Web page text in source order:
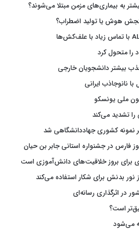
به بیماری‌های مزمن مبتلا می‌شوند؟
هوش یا تولید اضطراب؟
را متحول کرد
بیشتر دانشجویان خارجی
نانوجاذب ایرانی
ملی یونسکو
نمونه کشوری جهاددانشگاهی شد
برای بروز خلاقیت‌های دانش‌آموزی است
نور بدنش برای شکار استفاده می‌کند
در اثرگذاری رسانه‌ای
است؟
می‌شود